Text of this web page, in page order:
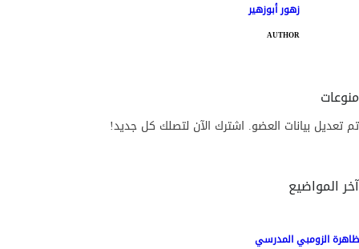
زهور أبوزهير
AUTHOR
منوعات
تم تعديل بيانات العضو. اشترك الآن لتصلك كل جديد!
آخر المواضيع
ظاهرة الزومبي المدرسي